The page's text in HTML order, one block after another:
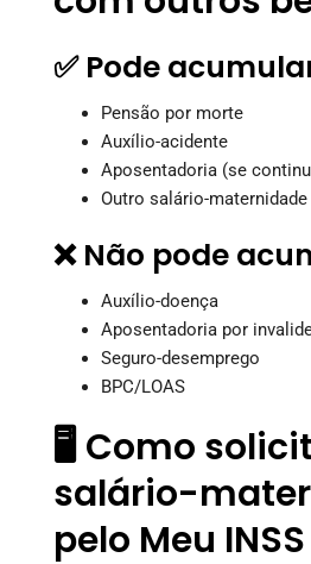
✅ Pode
Pensão por morte
Auxílio-acidente
Aposentadoria (se
Outro salário-
❌ Não pode
Auxílio-doença
Aposentadoria por
Seguro-desemprego
BPC/LOAS
🖥️ Como
salário-
pelo Meu